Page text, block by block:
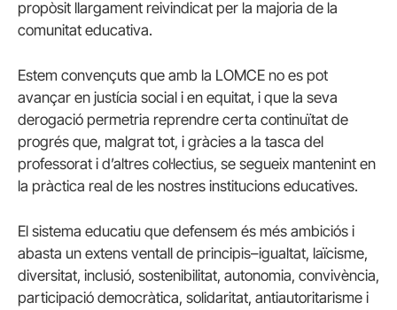
propòsit llargament reivindicat per la majoria de la
comunitat educativa.
Estem convençuts que amb la LOMCE no es pot
avançar en justícia social i en equitat, i que la seva
derogació permetria reprendre certa continuïtat de
progrés que, malgrat tot, i gràcies a la tasca del
professorat i d’altres col·lectius, se segueix mantenint en
la pràctica real de les nostres institucions educatives.
El sistema educatiu que defensem és més ambiciós i
abasta un extens ventall de principis–igualtat, laïcisme,
diversitat, inclusió, sostenibilitat, autonomia, convivència,
participació democràtica, solidaritat, antiautoritarisme i